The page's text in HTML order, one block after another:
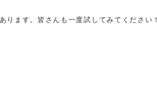
ります。皆さんも一度試してみてください！